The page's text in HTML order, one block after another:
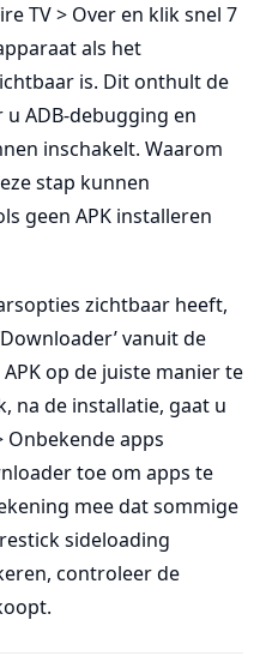
TV > Over en klik snel 7
als het
is. Dit onthult de
ADB-debugging en
inschakelt. Waarom
stap kunnen
geen APK installeren
zichtbaar heeft,
vanuit de
op de juiste manier te
na de installatie, gaat u
apps
toe om apps te
mee dat sommige
sideloading
controleer de